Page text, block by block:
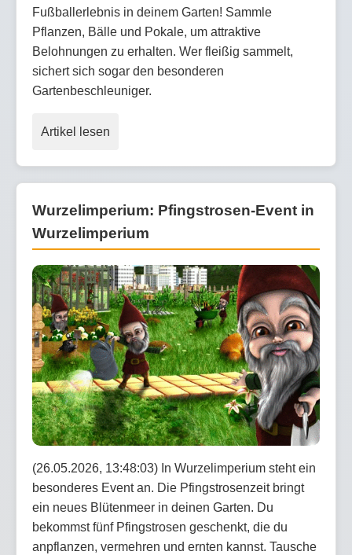
Fußballerlebnis in deinem Garten! Sammle
Pflanzen, Bälle und Pokale, um attraktive
Belohnungen zu erhalten. Wer fleißig sammelt,
sichert sich sogar den besonderen
Gartenbeschleuniger.
Artikel lesen
Wurzelimperium: Pfingstrosen-Event in
Wurzelimperium
(26.05.2026, 13:48:03) In Wurzelimperium steht ein
besonderes Event an. Die Pfingstrosenzeit bringt
ein neues Blütenmeer in deinen Garten. Du
bekommst fünf Pfingstrosen geschenkt, die du
anpflanzen, vermehren und ernten kannst. Tausche